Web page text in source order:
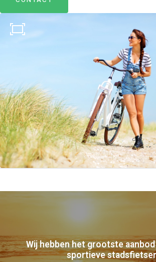
Openingstijden
Voorwaarden
Strand Bergen
Schoorlse
Bloembollen
Over ons
Contact
NL
Wij hebben het grootste
sportieve